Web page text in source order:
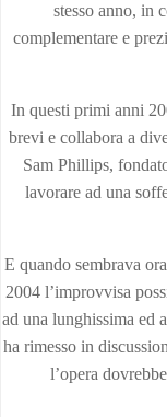
stesso anno, in
complementare e
In questi primi anni
brevi e collabora a
Sam Phillips,
lavorare ad una
E quando sembrava
2004 l’improvvisa
ad una lunghissima ed
ha rimesso in
l’opera